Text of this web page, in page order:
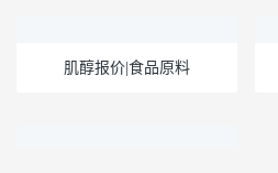
肌醇报价|食品原料